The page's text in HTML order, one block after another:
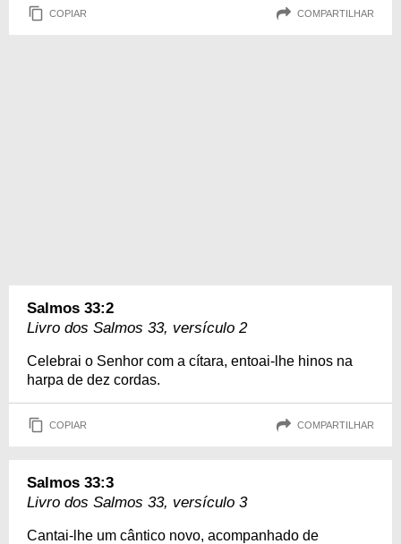
COPIAR COMPARTILHAR
Salmos 33:2
Livro dos Salmos 33, versículo 2
Celebrai o Senhor com a cítara, entoai-lhe hinos na
harpa de dez cordas.
COPIAR COMPARTILHAR
Salmos 33:3
Livro dos Salmos 33, versículo 3
Cantai-lhe um cântico novo, acompanhado de